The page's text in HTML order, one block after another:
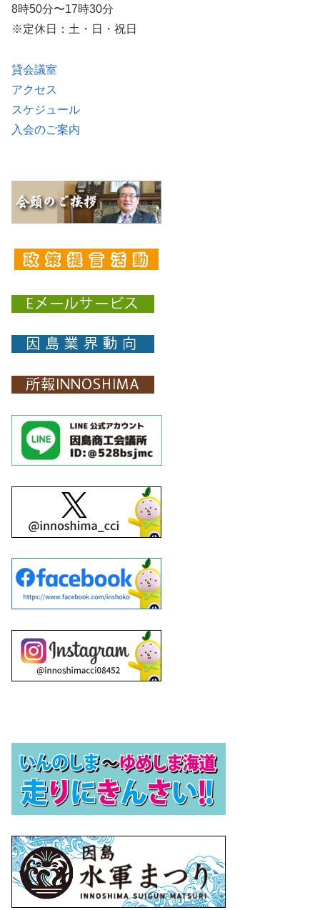
8時50分〜17時30分
※定休日：土・日・祝日
貸会議室
アクセス
スケジュール
入会のご案内